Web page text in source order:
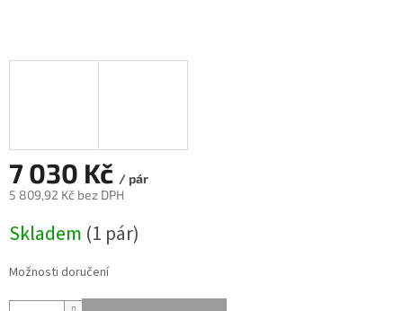
7 030 Kč / pár
5 809,92 Kč bez DPH
cena:
Skladem (1 pár)
Možnosti doručení